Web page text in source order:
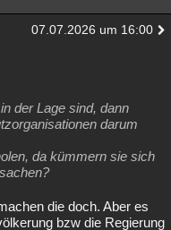
07.07.2026 um 16:00
der Lage sind, dann
darum
da kümmern sie sich
die doch. Aber es
bzw die Regierung